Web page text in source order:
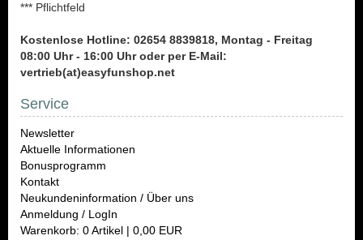
*** Pflichtfeld
Kostenlose Hotline: 02654 8839818, Montag - Freitag
08:00 Uhr - 16:00 Uhr oder per E-Mail:
vertrieb(at)easyfunshop.net
Service
Newsletter
Aktuelle Informationen
Bonusprogramm
Kontakt
Neukundeninformation / Über uns
Anmeldung / LogIn
Warenkorb: 0 Artikel | 0,00 EUR